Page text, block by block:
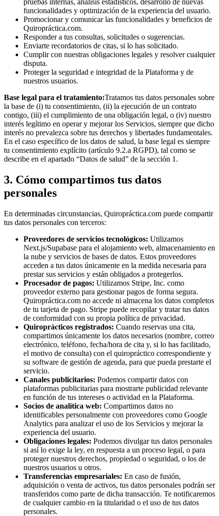
funcionalidades y optimización de la experiencia del usuario.
Promocionar y comunicar las funcionalidades y beneficios de
Quiropráctica.com.
Responder a tus consultas, solicitudes o sugerencias.
Enviarte recordatorios de citas, si lo has solicitado.
Cumplir con nuestras obligaciones legales y resolver cualquier
disputa.
Proteger la seguridad e integridad de la Plataforma y de
nuestros usuarios.
Base legal para el tratamiento:Tratamos tus datos personales sobre
la base de (i) tu consentimiento, (ii) la ejecución de un contrato
contigo, (iii) el cumplimiento de una obligación legal, o (iv) nuestro
interés legítimo en operar y mejorar los Servicios, siempre que dicho
interés no prevalezca sobre tus derechos y libertades fundamentales.
En el caso específico de los datos de salud, la base legal es siempre
tu consentimiento explícito (artículo 9.2.a RGPD), tal como se
describe en el apartado “Datos de salud” de la sección 1.
3. Cómo compartimos tus datos
personales
En determinadas circunstancias, Quiropráctica.com puede compartir
tus datos personales con terceros:
Proveedores de servicios tecnológicos: Utilizamos
Next.js/Supabase para el alojamiento web, almacenamiento en
la nube y servicios de bases de datos. Estos proveedores
acceden a tus datos únicamente en la medida necesaria para
prestar sus servicios y están obligados a protegerlos.
Procesador de pagos: Utilizamos Stripe, Inc. como
proveedor externo para gestionar pagos de forma segura.
Quiropráctica.com no accede ni almacena los datos completos
de tu tarjeta de pago. Stripe puede recopilar y tratar tus datos
de conformidad con su propia política de privacidad.
Quiroprácticos registrados: Cuando reservas una cita,
compartimos únicamente los datos necesarios (nombre, correo
electrónico, teléfono, fecha/hora de cita y, si lo has facilitado,
el motivo de consulta) con el quiropráctico correspondiente y
su software de gestión de agenda, para que pueda prestarte el
servicio.
Canales publicitarios: Podemos compartir datos con
plataformas publicitarias para mostrarte publicidad relevante
en función de tus intereses o actividad en la Plataforma.
Socios de analítica web: Compartimos datos no
identificables personalmente con proveedores como Google
Analytics para analizar el uso de los Servicios y mejorar la
experiencia del usuario.
Obligaciones legales: Podemos divulgar tus datos personales
si así lo exige la ley, en respuesta a un proceso legal, o para
proteger nuestros derechos, propiedad o seguridad, o los de
nuestros usuarios u otros.
Transferencias empresariales: En caso de fusión,
adquisición o venta de activos, tus datos personales podrán ser
transferidos como parte de dicha transacción. Te notificaremos
de cualquier cambio en la titularidad o el uso de tus datos
personales.